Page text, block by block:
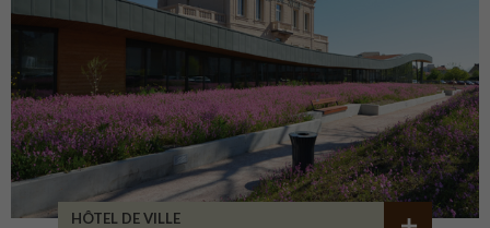
HÔTEL DE VILLE